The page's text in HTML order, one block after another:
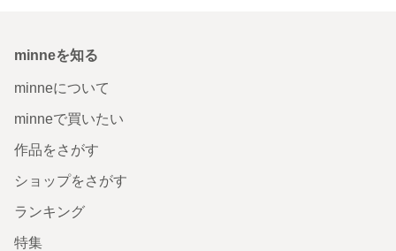
minneを知る
minneについて
minneで買いたい
作品をさがす
ショップをさがす
ランキング
特集